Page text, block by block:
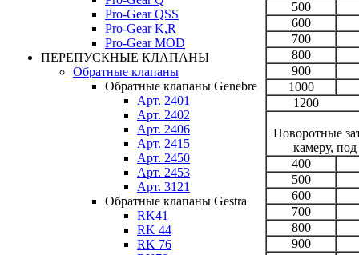
Pro-Gear QSS
Pro-Gear K,R
Pro-Gear MOD
ПЕРЕПУСКНЫЕ КЛАПАНЫ
Обратные клапаны
Обратные клапаны Genebre
Арт. 2401
Арт. 2402
Арт. 2406
Арт. 2415
Арт. 2450
Арт. 2453
Арт. 3121
Обратные клапаны Gestra
RK41
RK 44
RK 76
500
600
700
800
900
1000
Поворотные
камеру,
400
500
600
700
800
900